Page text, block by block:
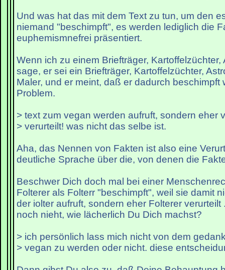
Und was hat das mit dem Text zu tun, um den
niemand "beschimpft", es werden lediglich die
euphemismnefrei präsentiert.
Wenn ich zu einem Briefträger, Kartoffelzüchter,
sage, er sei ein Briefträger, Kartoffelzüchter,
Maler, und er meint, daß er dadurch beschimpft
Problem.
> text zum vegan werden aufruft, sondern eher
> verurteilt! was nicht das selbe ist.
Aha, das Nennen von Fakten ist also eine
deutliche Sprache über die, von denen die
Beschwer Dich doch mal bei einer
Folterer als Folterr "beschimpft", weil sie damit
der iolter aufruft, sondern eher Folterer verurteilt
noch nieht, wie lächerlich Du Dich machst?
> ich persönlich lass mich nicht von dem
> vegan zu werden oder nicht. diese